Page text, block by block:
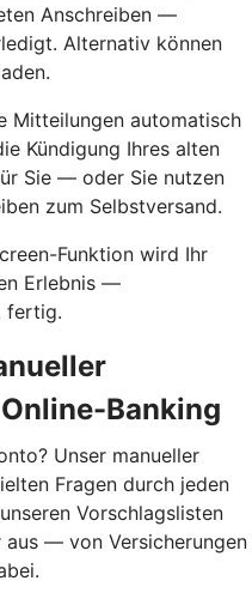
Anschreiben —
Alternativ können
Mitteilungen automatisch
Kündigung Ihres alten
Sie — oder Sie nutzen
zum Selbstversand.
Funktion wird Ihr
Erlebnis —
fertig.
Banking
Unser manueller
Fragen durch jeden
Vorschlagslisten
aus — von Versicherungen